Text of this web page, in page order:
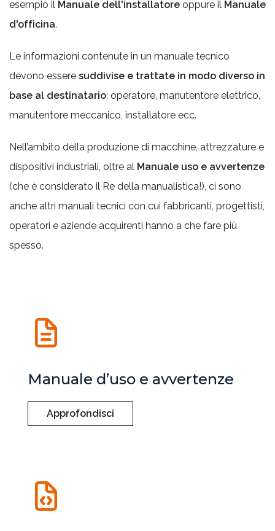
esempio il Manuale dell'installatore oppure il Manuale
d'officina.
Le informazioni contenute in un manuale tecnico
devono essere suddivise e trattate in modo diverso in
base al destinatario: operatore, manutentore elettrico,
manutentore meccanico, installatore ecc.
Nell’ambito della produzione di macchine, attrezzature e
dispositivi industriali, oltre al Manuale uso e avvertenze
(che è considerato il Re della manualistica!), ci sono
anche altri manuali tecnici con cui fabbricanti, progettisti,
operatori e aziende acquirenti hanno a che fare più
spesso.
Manuale d’uso e avvertenze
Approfondisci